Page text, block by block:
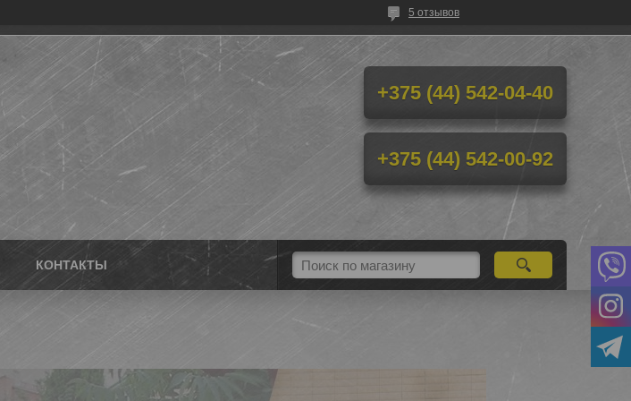
5 отзывов
+375 (44) 542-04-40
+375 (44) 542-00-92
КОНТАКТЫ